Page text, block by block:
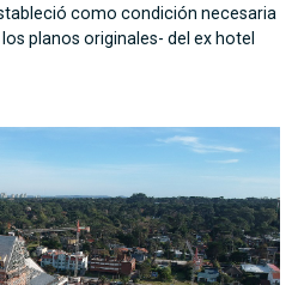
como condición necesaria
planos originales- del ex hotel